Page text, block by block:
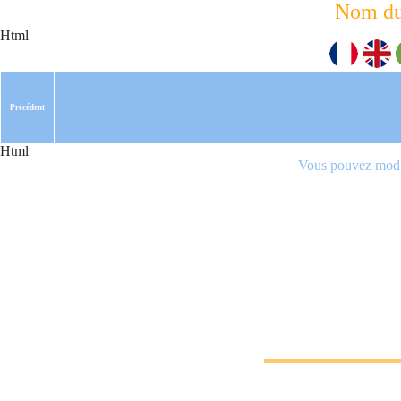
Html
Nom
Html
Précédent
Vous pouvez